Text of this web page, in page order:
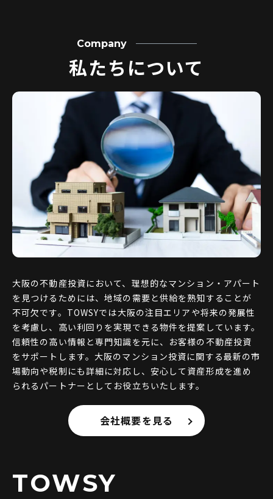
Company
私たちについて
大阪の不動産投資において、理想的なマンション・アパート
を見つけるためには、地域の需要と供給を熟知することが
不可欠です。TOWSYでは大阪の注目エリアや将来の発展性
を考慮し、高い利回りを実現できる物件を提案しています。
信頼性の高い情報と専門知識を元に、お客様の不動産投資
をサポートします。大阪のマンション投資に関する最新の市
場動向や税制にも詳細に対応し、安心して資産形成を進め
られるパートナーとしてお役立ちいたします。
会社概要を見る
TOWSY